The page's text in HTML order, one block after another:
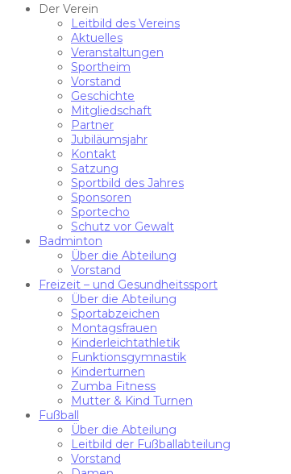
Der Verein
Leitbild des Vereins
Aktuelles
Veranstaltungen
Sportheim
Vorstand
Geschichte
Mitgliedschaft
Partner
Jubiläumsjahr
Kontakt
Satzung
Sportbild des Jahres
Sponsoren
Sportecho
Schutz vor Gewalt
Badminton
Über die Abteilung
Vorstand
Freizeit – und Gesundheitssport
Über die Abteilung
Sportabzeichen
Montagsfrauen
Kinderleichtathletik
Funktionsgymnastik
Kinderturnen
Zumba Fitness
Mutter & Kind Turnen
Fußball
Über die Abteilung
Leitbild der Fußballabteilung
Vorstand